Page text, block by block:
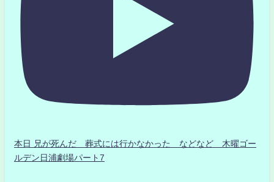
本日 兄が死んだ 葬式には行かなかった などなど 木曜ゴー
ルデン日浦劇場パート7